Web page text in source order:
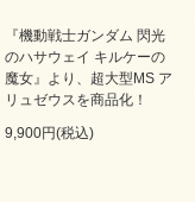
『機動戦士ガンダム 閃光
のハサウェイ キルケーの
魔女』より、超大型MS ア
リュゼウスを商品化！
9,900円(税込)